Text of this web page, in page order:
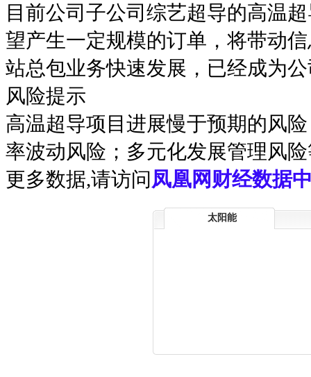
目前公司子公司综艺超导的高温
望产生一定规模的订单，将带动
站总包业务快速发展，已经成为
风险提示
高温超导项目进展慢于预期的风
率波动风险；多元化发展管理风
更多数据,请访问凤凰网财经数据
太阳能